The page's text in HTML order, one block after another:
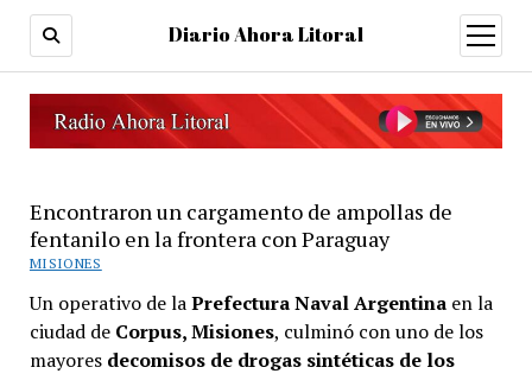
Diario Ahora Litoral
open
menu
Encontraron un cargamento de ampollas de
fentanilo en la frontera con Paraguay
MISIONES
Un operativo de laPrefectura Naval Argentina en la
ciudad de Corpus, Misiones, culminó con uno de los
mayores decomisos de drogas sintéticas de los